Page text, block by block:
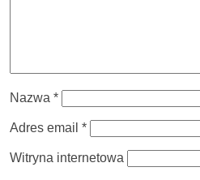
Nazwa *
Adres email *
Witryna internetowa